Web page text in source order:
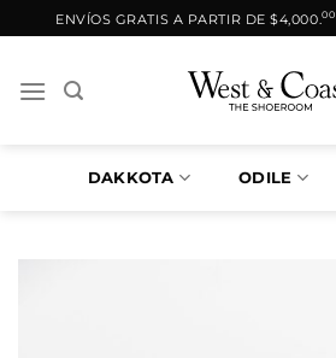
al
ENVÍOS GRATIS A PARTIR DE $4,000.00
DAKKOTA ODILE